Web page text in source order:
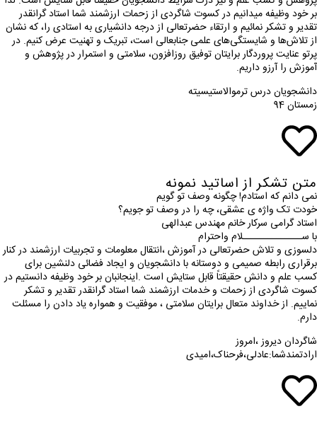
بر خود وظیفه میدانیم در کسوت شاگردی از زحمات ارزشمند شما استاد گرانقدر
تقدیر و تشکر نمائیم و ارتقاء حضرتعالی از درجه دانشیاری به استادی را، که نشان
از تلاش‌ها و شایستگی‌های علمی جنابعالی است، تبریک و تهنیت عرض کنیم. در
پرتو عنایت پروردگار برایتان توفیق روزافزون، سلامتی و استمرار در پژوهش و
آموزش را آرزو داریم.
دانشجویان درس ترموالاستیسیته
زمستان 94
متن تشکر از اساتید نمونه
نمی دانم که استادم! چگونه وصف تو گویم
خودت تک واژه ی عشقی، چه را در وصف تو جویم؟
استاد گرامی سرکار خانم مهندس عبدالهی
با ســــــــــــــلام واحترام
دلسوزی و تلاش حضرتعالی در آموزش ،انتقال معلومات و تجربیات ارزشمند در کنار
برقراری رابطه صمیمی و دوستانه با دانشجویان و ایجاد فضائی دلنشین برای
کسب علم و دانش حقیقتاً قابل ستایش است .اینجانبان بر خود وظیفه دانستیم در
کسوت شاگردی از زحمات و خدمات ارزشمند شما استاد گرانقدر تقدیر و تشکر
نماییم. از خداوند متعال برایتان سلامتی ، موفقیت و همواره یاد دادن را مسئلت
دارم.
شاگردان دیروز ،امروز
ارادتمندشما:عادلی،فرحناک،امیدی